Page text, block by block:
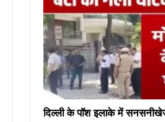
दिल्ली के पॉश इलाके में